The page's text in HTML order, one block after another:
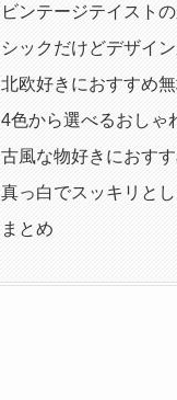
ビンテージテイスト
シックだけどデザイ
北欧好きにおすすめ
4色から選べるおしゃ
古風な物好きにおす
真っ白でスッキリと
まとめ